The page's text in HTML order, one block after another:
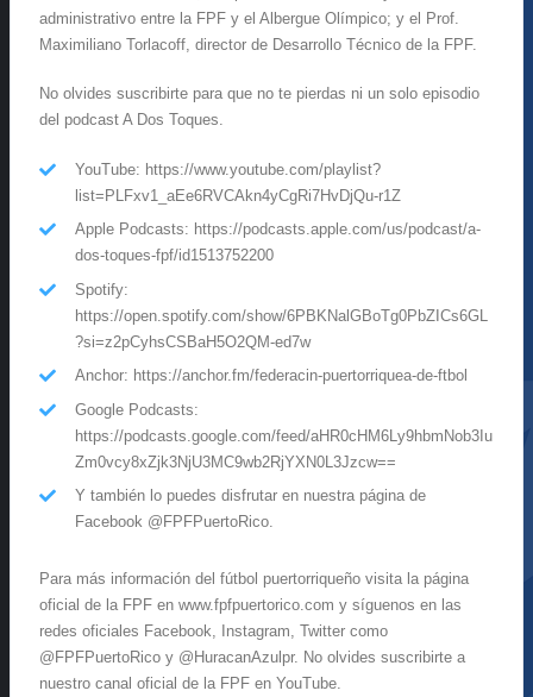
administrativo entre la FPF y el Albergue Olímpico; y el Prof.
Maximiliano Torlacoff, director de Desarrollo Técnico de la FPF.
No olvides suscribirte para que no te pierdas ni un solo episodio
del podcast A Dos Toques.
YouTube: https://www.youtube.com/playlist?
list=PLFxv1_aEe6RVCAkn4yCgRi7HvDjQu-r1Z
Apple Podcasts: https://podcasts.apple.com/us/podcast/a-
dos-toques-fpf/id1513752200
Spotify:
https://open.spotify.com/show/6PBKNalGBoTg0PbZICs6GL
?si=z2pCyhsCSBaH5O2QM-ed7w
Anchor: https://anchor.fm/federacin-puertorriquea-de-ftbol
Google Podcasts:
https://podcasts.google.com/feed/aHR0cHM6Ly9hbmNob3Iu
Zm0vcy8xZjk3NjU3MC9wb2RjYXN0L3Jzcw==
Y también lo puedes disfrutar en nuestra página de
Facebook @FPFPuertoRico.
Para más información del fútbol puertorriqueño visita la página
oficial de la FPF en www.fpfpuertorico.com y síguenos en las
redes oficiales Facebook, Instagram, Twitter como
@FPFPuertoRico y @HuracanAzulpr. No olvides suscribirte a
nuestro canal oficial de la FPF en YouTube.